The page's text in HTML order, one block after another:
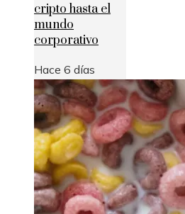
cripto hasta el
mundo
corporativo
Hace 6 días